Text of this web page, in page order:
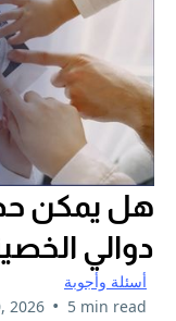
هل يمكن
دوالي
أسئلة وأجوبة
2026 • 5 min read